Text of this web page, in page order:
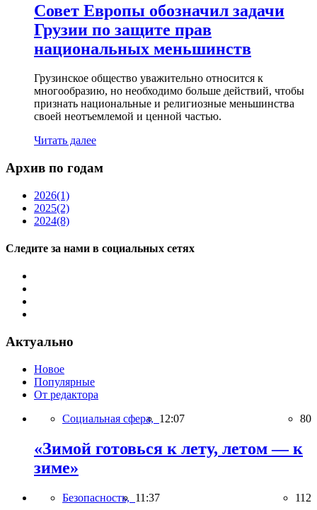
Совет Европы обозначил задачи
Грузии по защите прав
национальных меньшинств
Грузинское общество уважительно относится к
многообразию, но необходимо больше действий, чтобы
признать национальные и религиозные меньшинства
своей неотъемлемой и ценной частью.
Читать далее
Архив по годам
2026(1)
2025(2)
2024(8)
Следите за нами в социальных сетях
Актуально
Новое
Популярные
От редактора
Социальная сфера, 12:07 80
«Зимой готовься к лету, летом — к
зиме»
Безопасность, 11:37 112